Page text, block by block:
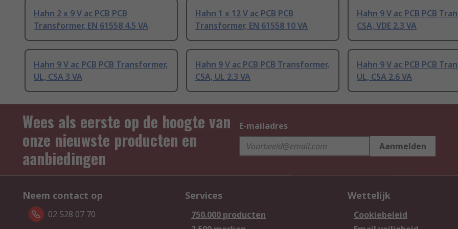
Hahn 2 x 9 V ac PCB PCB
Transformer, EN 61558 4.5 VA
Hahn 1 x 12 V ac PCB PCB
Transformer, EN 61558 10 VA
Hahn 9 V ac PCB PCB
CSA, VDE 2.3 VA
Hahn 9 V ac PCB PCB Transformer,
UL, CSA 3 VA
Hahn 9 V ac PCB PCB Transformer,
CSA, UL 2.3 VA
Hahn 9 V ac PCB PCB
UL, CSA 2.6 VA
Wees als eerste op de hoogte van
onze nieuwste producten en
aanbiedingen
E-mailadres
Aanmelden
Neem contact op
02 528 07 70
Services
750.000 producten
Wettelijk
Cookiebeleid